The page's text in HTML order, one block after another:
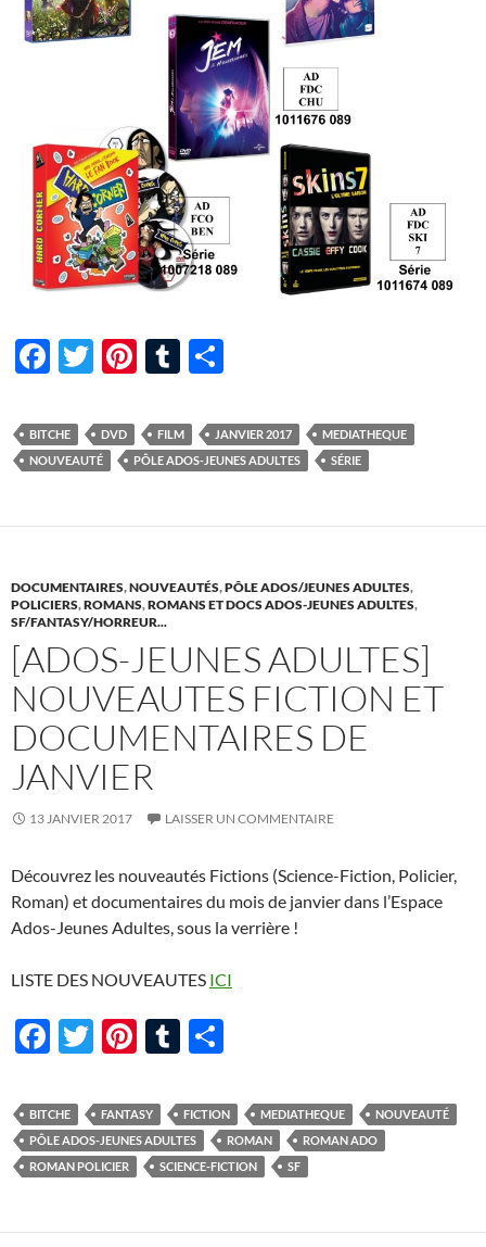
F
e
b
o
T
itt
er
Pi
er
es
T
m
bl
ta
g
BITCHE DVD FILM JANVIER 2017
MEDIATHEQUE
NOUVEAUTÉ
PÔLE ADOS-JEUNES ADULTES SÉRIE
DOCUMENTAIRES,NOUVEAUTÉS,PÔLE ADOS/JEUNES ADULTES,
POLICIERS,ROMANS,ROMANS ET DOCS ADOS-JEUNES ADULTES,
SF/FANTASY/HORREUR...
[ADOS-JEUNES ADULTES]
NOUVEAUTES FICTION ET
DOCUMENTAIRES DE
JANVIER
13 JANVIER 2017 LAISSER UN COMMENTAIRE
Découvrez les nouveautés Fictions (Science-Fiction, Policier,
Roman) et documentaires du mois de janvier dans l’Espace
Ados-Jeunes Adultes, sous la verrière !
LISTE DES NOUVEAUTES ICI
F
e
b
o
T
itt
er
Pi
er
es
t
T
m
bl
r
ta
g
er
BITCHE FANTASY FICTION MEDIATHEQUE
NOUVEAUTÉ
PÔLE ADOS-JEUNES ADULTES
ROMAN
ROMAN ADO
ROMAN POLICIER
SCIENCE-FICTION SF